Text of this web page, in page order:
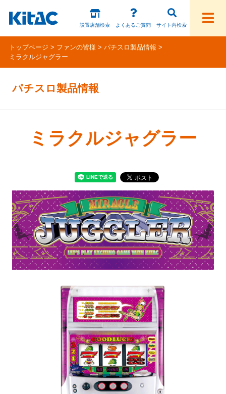
設置店舗検索 よくあるご質問 サイト内検索
ホール様向け製品
パチスロ検定情報
ボルフォースシリーズ
GOGO! Wi-Fiシリーズ
キタッククラウドシリーズ
北電子製品販売ネットワーク
システムサポート
ファンの皆様
Kitac iD
トップページ ファンの皆様
パチスロ製品情報
ミラクルジャグラー
パチスロ製品情報
ミラクルジャグラー